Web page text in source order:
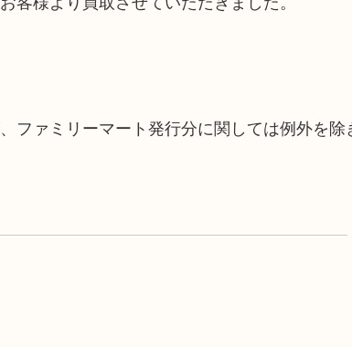
ファミリーマート発行分に関しては例外を除